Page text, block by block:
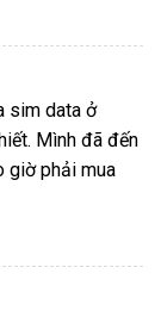
sim data ở
Mình đã đến
giờ phải mua